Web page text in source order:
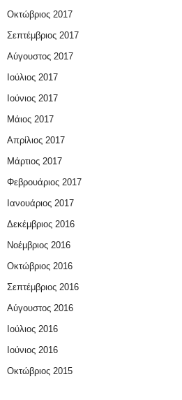
Οκτώβριος 2017
Σεπτέμβριος 2017
Αύγουστος 2017
Ιούλιος 2017
Ιούνιος 2017
Μάιος 2017
Απρίλιος 2017
Μάρτιος 2017
Φεβρουάριος 2017
Ιανουάριος 2017
Δεκέμβριος 2016
Νοέμβριος 2016
Οκτώβριος 2016
Σεπτέμβριος 2016
Αύγουστος 2016
Ιούλιος 2016
Ιούνιος 2016
Οκτώβριος 2015